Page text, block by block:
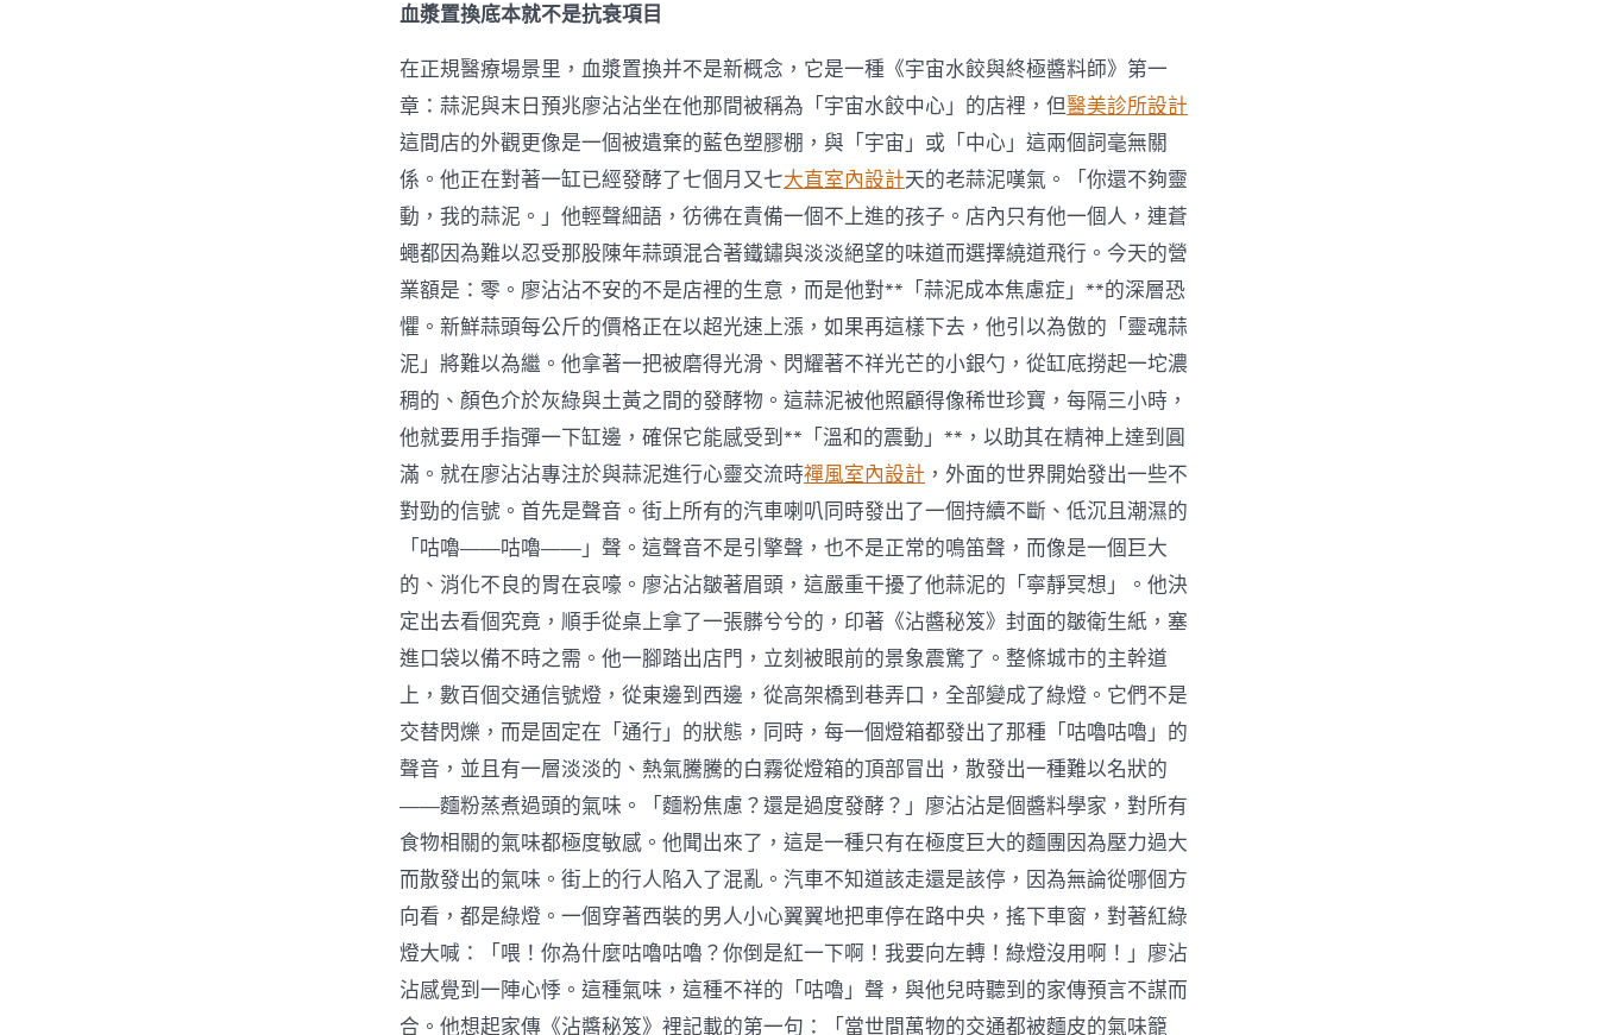
血漿置換底本就不是抗衰項目
在正規醫療場景里，血漿置換并不是新概念，它是一種《宇宙水餃與終極醬料師》第一
章：蒜泥與末日預兆廖沾沾坐在他那間被稱為「宇宙水餃中心」的店裡，但醫美診所設計
這間店的外觀更像是一個被遺棄的藍色塑膠棚，與「宇宙」或「中心」這兩個詞毫無關
係。他正在對著一缸已經發酵了七個月又七大直室內設計天的老蒜泥嘆氣。「你還不夠靈
動，我的蒜泥。」他輕聲細語，彷彿在責備一個不上進的孩子。店內只有他一個人，連蒼
蠅都因為難以忍受那股陳年蒜頭混合著鐵鏽與淡淡絕望的味道而選擇繞道飛行。今天的營
業額是：零。廖沾沾不安的不是店裡的生意，而是他對**「蒜泥成本焦慮症」**的深層恐
懼。新鮮蒜頭每公斤的價格正在以超光速上漲，如果再這樣下去，他引以為傲的「靈魂蒜
泥」將難以為繼。他拿著一把被磨得光滑、閃耀著不祥光芒的小銀勺，從缸底撈起一坨濃
稠的、顏色介於灰綠與土黃之間的發酵物。這蒜泥被他照顧得像稀世珍寶，每隔三小時，
他就要用手指彈一下缸邊，確保它能感受到**「溫和的震動」**，以助其在精神上達到圓
滿。就在廖沾沾專注於與蒜泥進行心靈交流時禪風室內設計 ，外面的世界開始發出一些不
對勁的信號。首先是聲音。街上所有的汽車喇叭同時發出了一個持續不斷、低沉且潮濕的
「咕嚕——咕嚕——」聲。這聲音不是引擎聲，也不是正常的鳴笛聲，而像是一個巨大
的、消化不良的胃在哀嚎。廖沾沾皺著眉頭，這嚴重干擾了他蒜泥的「寧靜冥想」。他決
定出去看個究竟，順手從桌上拿了一張髒兮兮的，印著《沾醬秘笈》封面的皺衛生紙，塞
進口袋以備不時之需。他一腳踏出店門，立刻被眼前的景象震驚了。整條城市的主幹道
上，數百個交通信號燈，從東邊到西邊，從高架橋到巷弄口，全部變成了綠燈。它們不是
交替閃爍，而是固定在「通行」的狀態，同時，每一個燈箱都發出了那種「咕嚕咕嚕」的
聲音，並且有一層淡淡的、熱氣騰騰的白霧從燈箱的頂部冒出，散發出一種難以名狀的
——麵粉蒸煮過頭的氣味。「麵粉焦慮？還是過度發酵？」廖沾沾是個醬料學家，對所有
食物相關的氣味都極度敏感。他聞出來了，這是一種只有在極度巨大的麵團因為壓力過大
而散發出的氣味。街上的行人陷入了混亂。汽車不知道該走還是該停，因為無論從哪個方
向看，都是綠燈。一個穿著西裝的男人小心翼翼地把車停在路中央，搖下車窗，對著紅綠
燈大喊：「喂！你為什麼咕嚕咕嚕？你倒是紅一下啊！我要向左轉！綠燈沒用啊！」廖沾
沾感覺到一陣心悸。這種氣味，這種不祥的「咕嚕」聲，與他兒時聽到的家傳預言不謀而
合。他想起家傳《沾醬秘笈》裡記載的第一句：「當世間萬物的交通都被麵皮的氣味籠